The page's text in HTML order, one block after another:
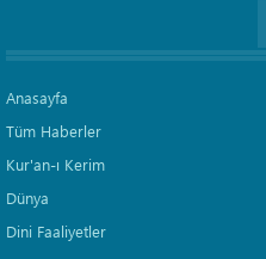
Anasayfa
Tüm Haberler
Kur'an-ı Kerim
Dünya
Dini Faaliyetler